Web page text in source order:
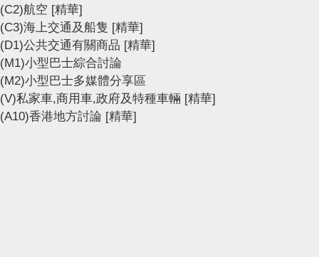
(C2)航空 [精華]
(C3)海上交通及船隻 [精華]
(D1)公共交通有關商品 [精華]
(M1)小型巴士綜合討論
(M2)小型巴士多媒體分享區
(V)私家車,商用車,政府及特種車輛 [精華]
(A10)香港地方討論 [精華]